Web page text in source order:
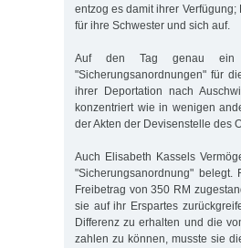
entzog es damit ihrer
für ihre Schwester und sich auf.
Auf den Tag genau ein
"Sicherungsanordnungen" für
ihrer Deportation nach
konzentriert wie in wenigen
der Akten der Devisenstelle des
Auch Elisabeth Kassels
"Sicherungsanordnung"
Freibetrag von 350 RM
sie auf ihr Erspartes
Differenz zu erhalten und die
zahlen zu können, musste sie